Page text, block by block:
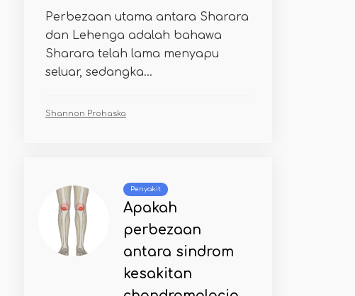
Perbezaan utama antara Sharara
dan Lehenga adalah bahawa
Sharara telah lama menyapu
seluar, sedangka...
Shannon Prohaska
Penyakit
Apakah
perbezaan
antara sindrom
kesakitan